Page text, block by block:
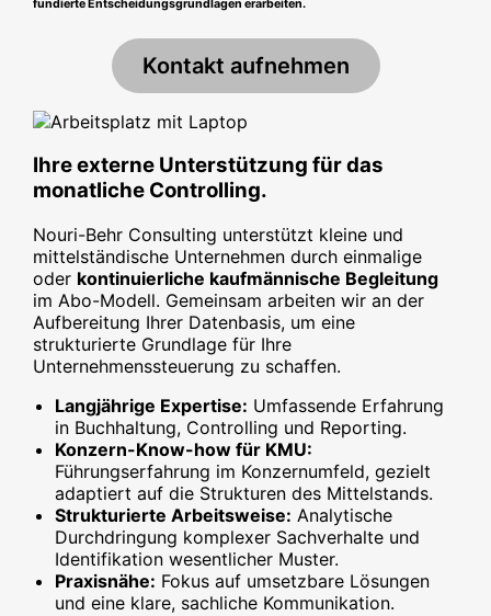
fundierte Entscheidungsgrundlagen erarbeiten.
Kontakt aufnehmen
Ihre externe Unterstützung für das
monatliche Controlling.
Nouri-Behr Consulting unterstützt kleine und
mittelständische Unternehmen durch einmalige
oder kontinuierliche kaufmännische Begleitung
im Abo-Modell. Gemeinsam arbeiten wir an der
Aufbereitung Ihrer Datenbasis, um eine
strukturierte Grundlage für Ihre
Unternehmenssteuerung zu schaffen.
Langjährige Expertise: Umfassende Erfahrung
in Buchhaltung, Controlling und Reporting.
Konzern-Know-how für KMU:
Führungserfahrung im Konzernumfeld, gezielt
adaptiert auf die Strukturen des Mittelstands.
Strukturierte Arbeitsweise: Analytische
Durchdringung komplexer Sachverhalte und
Identifikation wesentlicher Muster.
Praxisnähe: Fokus auf umsetzbare Lösungen
und eine klare, sachliche Kommunikation.